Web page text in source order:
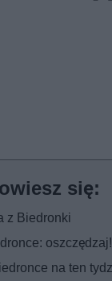
z Biedronki
oszczędzaj!
na ten